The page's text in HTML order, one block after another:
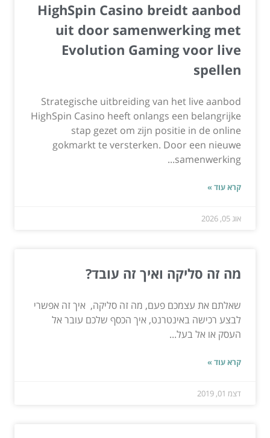
HighSpin Casino breidt aanbod
uit door samenwerking met
Evolution Gaming voor live
spellen
Strategische uitbreiding van het live aanbod
HighSpin Casino heeft onlangs een belangrijke
stap gezet om zijn positie in de online
gokmarkt te versterken. Door een nieuwe
samenwerking...
קרא עוד »
אוג 05, 2026
מה זה סליקה ואיך זה עובד?
שאלתם את עצמכם פעם, מה זה סליקה, איך זה אפשרי
לבצע רכישה באינטרנט, איך הכסף שלכם עובר אל
העסק או אל בעל...
קרא עוד »
דצמ 01, 2019